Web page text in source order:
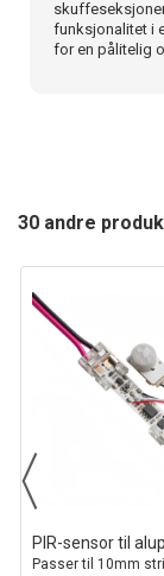
funksjonalitet i
for en pålitelig
30 andre
PIR-sensor til
Passer til 10mm